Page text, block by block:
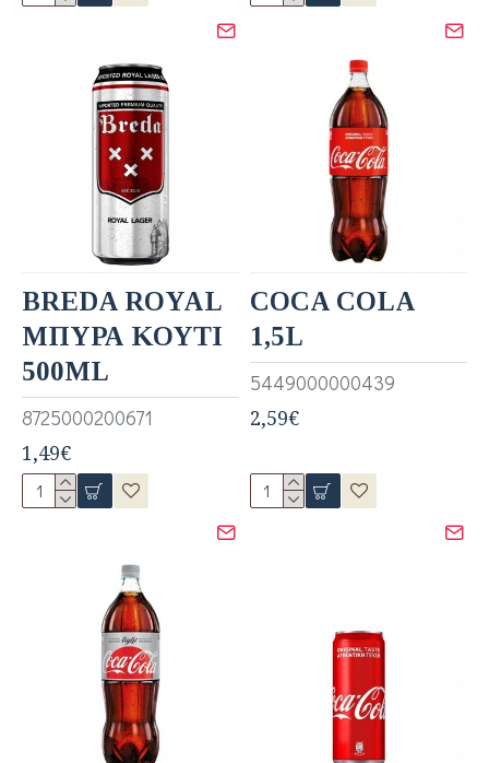
8725000200671
BREDA ROYAL
ΜΠΥΡΑ ΚΟΥΤΙ
500ML
1,49€
5449000000439
COCA COLA
1,5L
2,59€